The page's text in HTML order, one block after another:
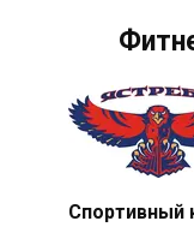
Спортивный